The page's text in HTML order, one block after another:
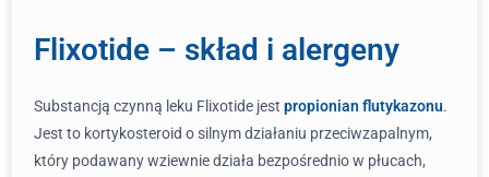
Flixotide – skład i alergeny
Substancją czynną leku Flixotide jest propionian flutykazonu.
Jest to kortykosteroid o silnym działaniu przeciwzapalnym,
który podawany wziewnie działa bezpośrednio w płucach,